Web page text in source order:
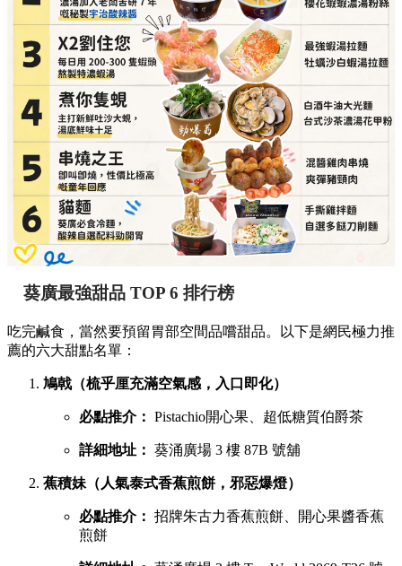
葵廣最強甜品 TOP 6 排行榜
吃完鹹食，當然要預留胃部空間品嚐甜品。以下是網民極力推
薦的六大甜點名單：
鳩戟（梳乎厘充滿空氣感，入口即化）
必點推介： Pistachio開心果、超低糖質伯爵茶
詳細地址： 葵涌廣場 3 樓 87B 號舖
蕉積妹（人氣泰式香蕉煎餅，邪惡爆燈）
必點推介： 招牌朱古力香蕉煎餅、開心果醬香蕉
煎餅